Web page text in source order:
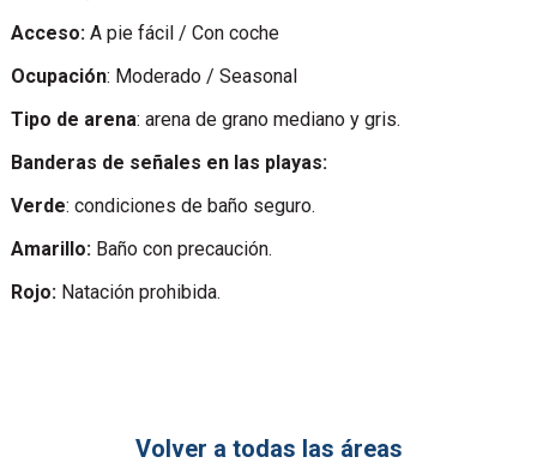
Acceso:A pie fácil / Con coche
Ocupación: Moderado / Seasonal
Tipo de arena: arena de grano mediano y gris.
Banderas de señales en las playas:
Verde: condiciones de baño seguro.
Amarillo:Baño con precaución.
Rojo:Natación prohibida.
Volver a todas las áreas